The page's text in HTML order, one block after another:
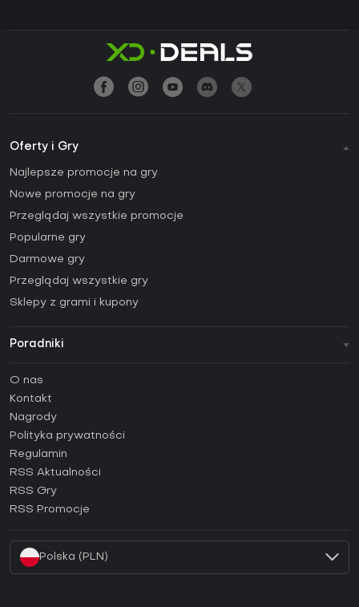
Oferty i Gry
Najlepsze promocje na gry
Nowe promocje na gry
Przeglądaj wszystkie promocje
Popularne gry
Darmowe gry
Przeglądaj wszystkie gry
Sklepy z grami i kupony
Poradniki
Poradniki
Jak aktywować klucz Steam (CD Key)?
Jak aktywować klucz Epic Games (CD Key)?
Jak aktywować klucz GOG (CD Key)?
Jak aktywować klucz Ubisoft Connect (CD Key)?
O nas
Kontakt
Nagrody
Polityka prywatności
Regulamin
RSS Aktualności
RSS Gry
RSS Promocje
Polska (PLN)